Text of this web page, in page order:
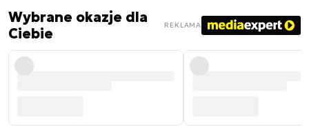
Wybrane okazje dla
Ciebie
REKLAMA